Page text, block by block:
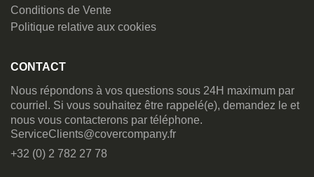
Conditions de Vente
Politique relative aux cookies
CONTACT
Nous répondons à vos questions sous 24H maximum par
courriel. Si vous souhaitez être rappelé(e), demandez le et
nous vous contacterons par téléphone.
ServiceClients@covercompany.fr
+32 (0) 2 782 27 78